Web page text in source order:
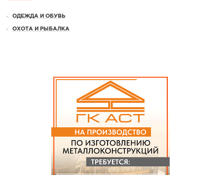
ОДЕЖДА И ОБУВЬ
ОХОТА И РЫБАЛКА